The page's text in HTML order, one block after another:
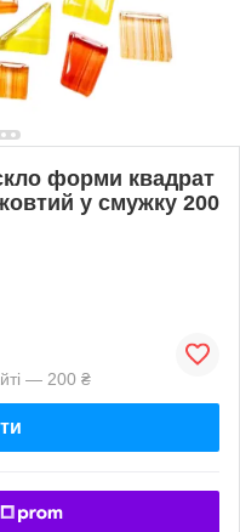
форми квадрат
у смужку 200
— 200 ₴